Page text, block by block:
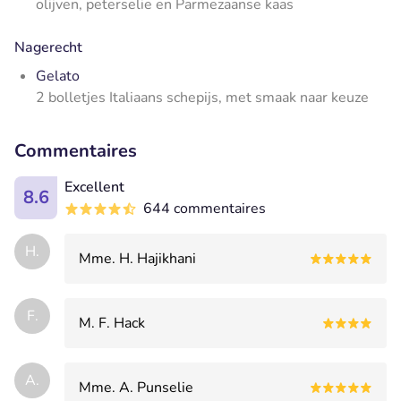
olijven, peterselie en Parmezaanse kaas
Nagerecht
Gelato
2 bolletjes Italiaans schepijs, met smaak naar keuze
Commentaires
8.6
Excellent
644 commentaires
H. Mme. H. Hajikhani
F. M. F. Hack
A. Mme. A. Punselie